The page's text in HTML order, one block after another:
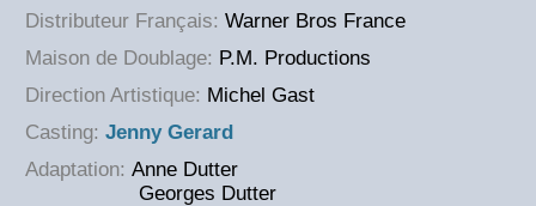
Distributeur Français: Warner Bros France
Maison de Doublage: P.M. Productions
Direction Artistique: Michel Gast
Casting: Jenny Gerard
Adaptation: Anne Dutter
Georges Dutter